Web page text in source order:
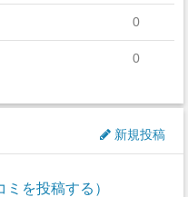
Studies
0
0
0
新規投稿
ミを投稿する）